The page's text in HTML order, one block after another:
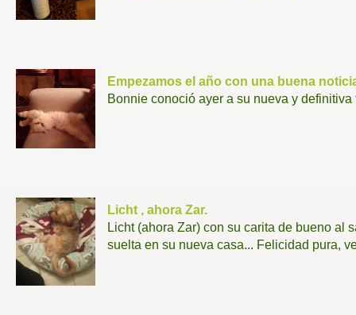
Empezamos el año con una buena
Bonnie conoció ayer a su nueva y definitiva
Licht , ahora Zar.
Licht (ahora Zar) con su carita de bueno al
suelta en su nueva casa... Felicidad pura,